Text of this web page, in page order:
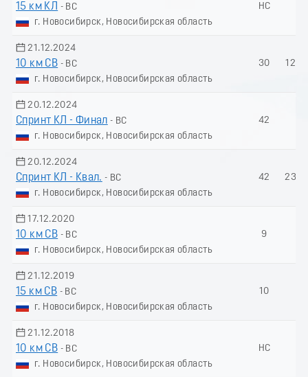
15 км КЛ
- ВС
г. Новосибирск, Новосибирская область
НС
21.12.2024
10 км СВ - ВС
г. Новосибирск, Новосибирская область
30
20.12.2024
Спринт КЛ - Финал - ВС
г. Новосибирск, Новосибирская область
42
20.12.2024
Спринт КЛ - Квал. - ВС
г. Новосибирск, Новосибирская область
42
17.12.2020
10 км СВ - ВС
г. Новосибирск, Новосибирская область
9
21.12.2019
15 км СВ - ВС
г. Новосибирск, Новосибирская область
10
21.12.2018
10 км СВ - ВС
г. Новосибирск, Новосибирская область
НС